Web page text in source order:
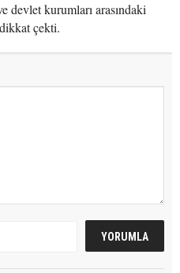
devlet kurumları arasındaki
çekti.